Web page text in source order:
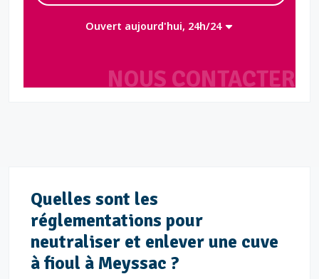
NOUS CONTACTER
Ouvert aujourd'hui, 24h/24
Quelles sont les
réglementations pour
neutraliser et enlever une cuve
à fioul à Meyssac ?